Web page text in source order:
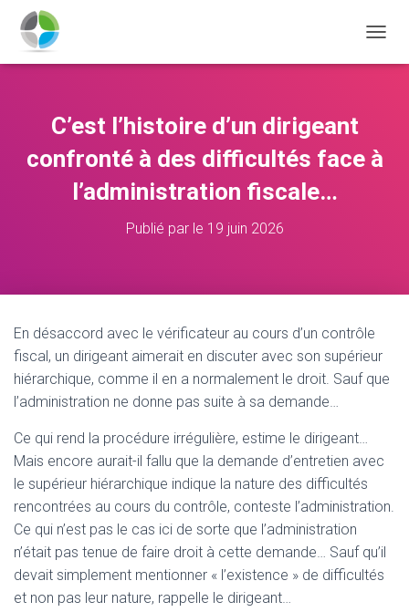
É
R
L
N
C’est l’histoire d’un dirigeant
confronté à des difficultés face à
l’administration fiscale…
Publié par le 19 juin 2026
En désaccord avec le vérificateur au cours d’un contrôle
fiscal, un dirigeant aimerait en discuter avec son supérieur
hiérarchique, comme il en a normalement le droit. Sauf que
l’administration ne donne pas suite à sa demande…
Ce qui rend la procédure irrégulière, estime le dirigeant…
Mais encore aurait-il fallu que la demande d’entretien avec
le supérieur hiérarchique indique la nature des difficultés
rencontrées au cours du contrôle, conteste l’administration.
Ce qui n’est pas le cas ici de sorte que l’administration
n’était pas tenue de faire droit à cette demande… Sauf qu’il
devait simplement mentionner « l’existence » de difficultés
et non pas leur nature, rappelle le dirigeant…